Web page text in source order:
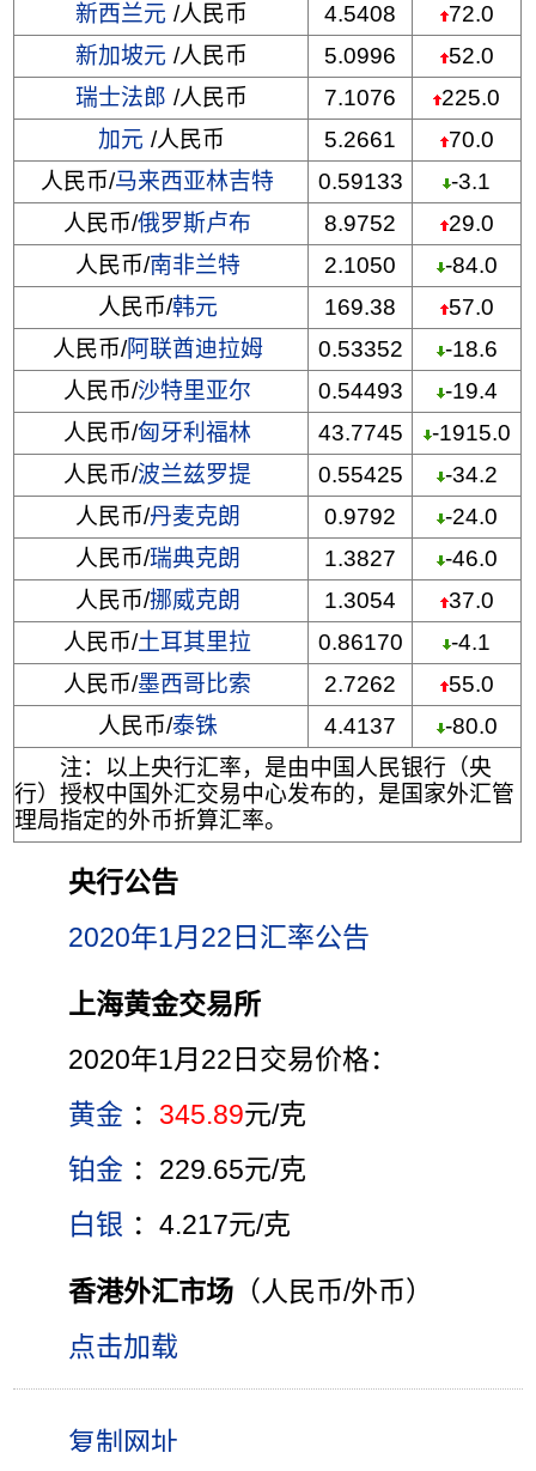
新西兰元 /人民币 4.5408
72.0
新加坡元 /人民币 5.0996
52.0
瑞士法郎 /人民币 7.1076
225.0
加元 /人民币 5.2661
70.0
人民币/马来西亚林吉特 0.59133
-3.1
人民币/俄罗斯卢布 8.9752
29.0
人民币/南非兰特 2.1050
-84.0
人民币/韩元 169.38
57.0
人民币/阿联酋迪拉姆 0.53352
-18.6
人民币/沙特里亚尔 0.54493
-19.4
人民币/匈牙利福林 43.7745
-1915.0
人民币/波兰兹罗提 0.55425
-34.2
人民币/丹麦克朗 0.9792
-24.0
人民币/瑞典克朗 1.3827
-46.0
人民币/挪威克朗 1.3054
37.0
人民币/土耳其里拉 0.86170
-4.1
人民币/墨西哥比索 2.7262
55.0
人民币/泰铢 4.4137
-80.0
注：以上央行汇率，是由中国人民银行（央
行）授权中国外汇交易中心发布的，是国家外汇管
理局指定的外币折算汇率。
央行公告
2020年1月22日汇率公告
上海黄金交易所
2020年1月22日交易价格：
黄金 ： 345.89元/克
铂金 ：229.65元/克
白银 ：4.217元/克
香港外汇市场 （人民币/外币）
点击加载